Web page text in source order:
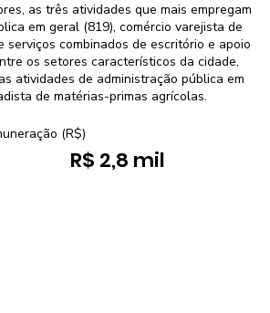
as três atividades que mais empregam
em geral (819), comércio varejista de
serviços combinados de escritório e apoio
os setores característicos da cidade,
atividades de administração pública em
de matérias-primas agrícolas.
(R$)
R$ 2,8 mil